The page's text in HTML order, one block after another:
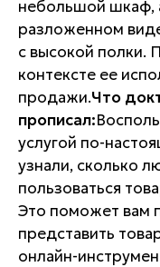
небольшой шкаф,
разложенном
с высокой полки.
контексте ее
продажи.Что
прописал:
услугой по-
узнали, сколько
пользоваться
Это поможет вам
представить
онлайн-